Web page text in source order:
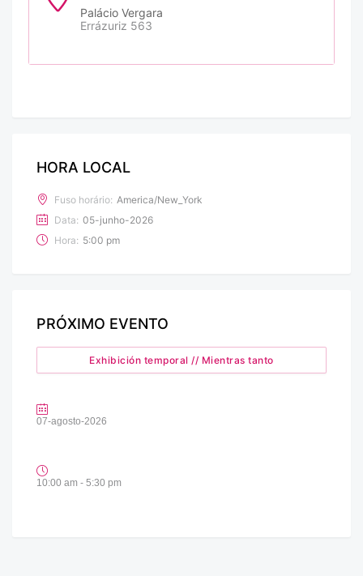
Palácio Vergara
Errázuriz 563
HORA LOCAL
Fuso horário: America/New_York
Data: 05-junho-2026
Hora: 5:00 pm
PRÓXIMO EVENTO
Exhibición temporal // Mientras tanto
07-agosto-2026
10:00 am - 5:30 pm